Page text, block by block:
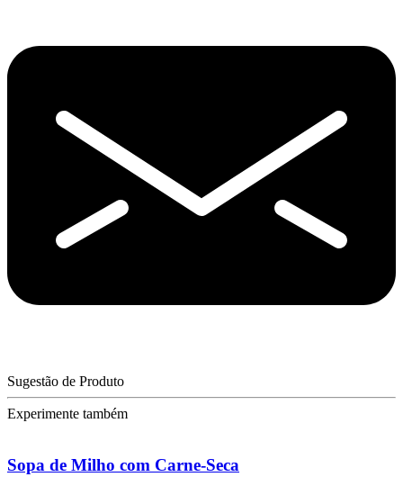
Sugestão de Produto
Experimente também
Sopa de Milho com Carne-Seca